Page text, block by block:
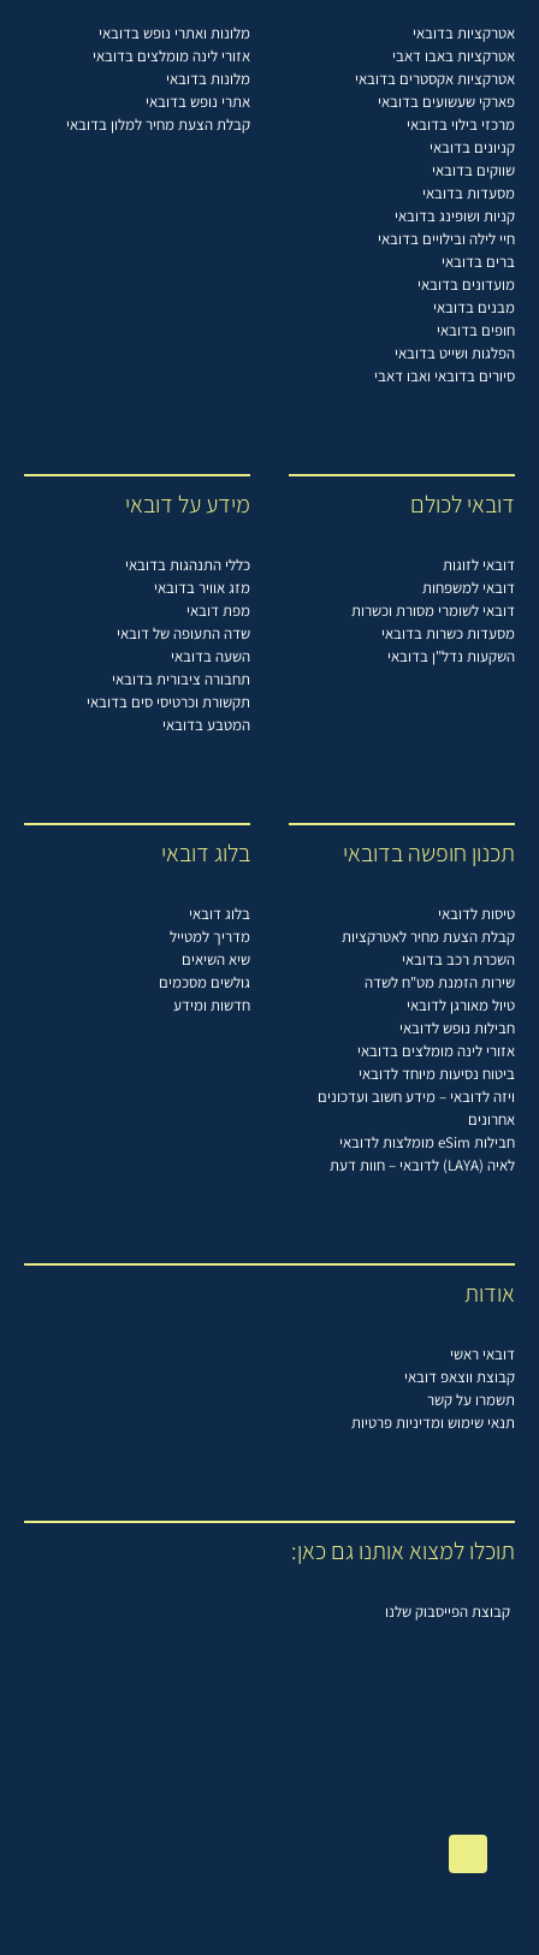
אטרקציות בדובאי
אטרקציות באבו דאבי
אטרקציות אקסטרים בדובאי
פארקי שעשועים בדובאי
מרכזי בילוי בדובאי
קניונים בדובאי
שווקים בדובאי
מסעדות בדובאי
קניות ושופינג בדובאי
חיי לילה ובילויים בדובאי
ברים בדובאי
מועדונים בדובאי
מבנים בדובאי
חופים בדובאי
הפלגות ושייט בדובאי
סיורים בדובאי ואבו דאבי
מלונות ואתרי נופש בדובאי
אזורי לינה מומלצים בדובאי
מלונות בדובאי
אתרי נופש בדובאי
קבלת הצעת מחיר למלון בדובאי
דובאי לכולם
דובאי לזוגות
דובאי למשפחות
דובאי לשומרי מסורת וכשרות
מסעדות כשרות בדובאי
השקעות נדל"ן בדובאי
מידע על דובאי
כללי התנהגות בדובאי
מזג אוויר בדובאי
מפת דובאי
שדה התעופה של דובאי
השעה בדובאי
תחבורה ציבורית בדובאי
תקשורת וכרטיסי סים בדובאי
המטבע בדובאי
תכנון חופשה בדובאי
טיסות לדובאי
קבלת הצעת מחיר לאטרקציות
השכרת רכב בדובאי
שירות הזמנת מט"ח לשדה
טיול מאורגן לדובאי
חבילות נופש לדובאי
אזורי לינה מומלצים בדובאי
ביטוח נסיעות מיוחד לדובאי
ויזה לדובאי – מידע חשוב ועדכונים
אחרונים
חבילות eSim מומלצות לדובאי
לאיה (LAYA) לדובאי – חוות דעת
בלוג דובאי
בלוג דובאי
מדריך למטייל
שיא השיאים
גולשים מסכמים
חדשות ומידע
אודות
דובאי ראשי
קבוצת ווצאפ דובאי
תשמרו על קשר
תנאי שימוש ומדיניות פרטיות
תוכלו למצוא אותנו גם כאן:
קבוצת הפייסבוק שלנו